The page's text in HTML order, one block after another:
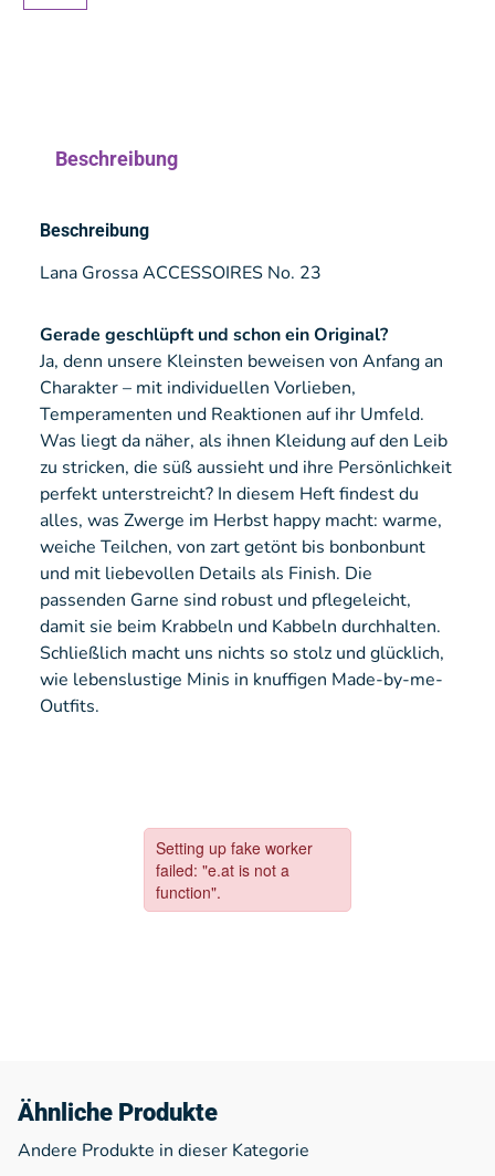
Beschreibung
Beschreibung
Lana Grossa ACCESSOIRES No. 23
Gerade geschlüpft und schon ein Original?
Ja, denn unsere Kleinsten beweisen von Anfang an
Charakter – mit individuellen Vorlieben,
Temperamenten und Reaktionen auf ihr Umfeld.
Was liegt da näher, als ihnen Kleidung auf den Leib
zu stricken, die süß aussieht und ihre Persönlichkeit
perfekt unterstreicht? In diesem Heft findest du
alles, was Zwerge im Herbst happy macht: warme,
weiche Teilchen, von zart getönt bis bonbonbunt
und mit liebevollen Details als Finish. Die
passenden Garne sind robust und pflegeleicht,
damit sie beim Krabbeln und Kabbeln durchhalten.
Schließlich macht uns nichts so stolz und glücklich,
wie lebenslustige Minis in knuffigen Made-by-me-
Outfits.
Ähnliche Produkte
Andere Produkte in dieser Kategorie